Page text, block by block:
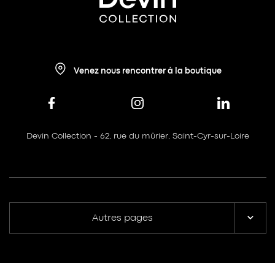
Venez nous rencontrer à la boutique
Devin Collection - 62, rue du mûrier, Saint-Cyr-sur-Loire
Autres pages